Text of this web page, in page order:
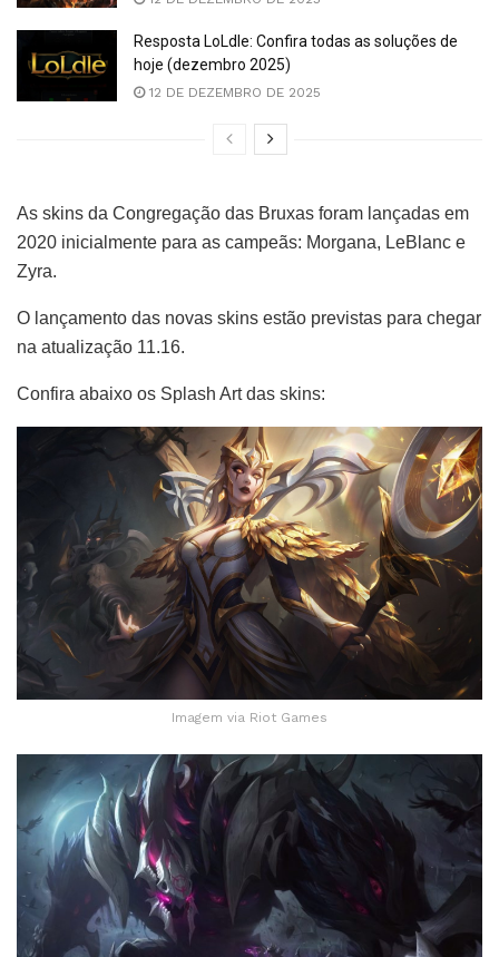
Resposta LoLdle: Confira todas as soluções de
hoje (dezembro 2025)
12 DE DEZEMBRO DE 2025
As skins da Congregação das Bruxas foram lançadas em
2020 inicialmente para as campeãs: Morgana, LeBlanc e
Zyra.
O lançamento das novas skins estão previstas para chegar
na atualização 11.16.
Confira abaixo os Splash Art das skins:
Imagem via Riot Games